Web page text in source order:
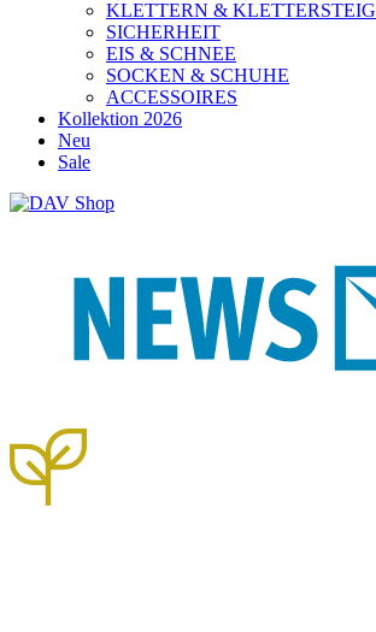
KLETTERN & KLETTERSTEIG
SICHERHEIT
EIS & SCHNEE
SOCKEN & SCHUHE
ACCESSOIRES
Kollektion 2026
Neu
Sale